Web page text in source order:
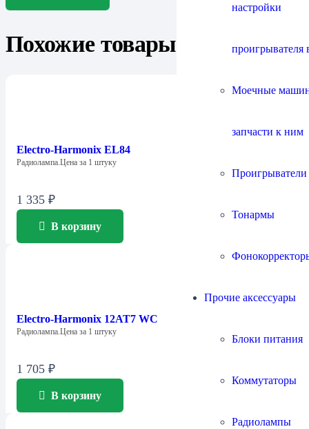
настройки
проигрывателя
Моечные
запчасти к ним
Тонармы
Прочие аксессуары
Блоки питания
Коммутаторы
Радиолампы
Похожие товары
Electro-Harmonix EL84
Радиолампа.Цена за 1 штуку
1 335 ₽
В корзину
Electro-Harmonix 12AT7 WC
Радиолампа.Цена за 1 штуку
1 705 ₽
В корзину